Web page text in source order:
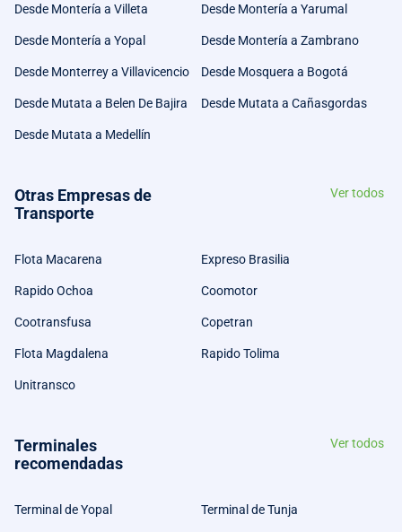
Desde Montería a Villeta Desde Montería a Yarumal
Desde Montería a Yopal Desde Montería a Zambrano
Desde Monterrey a Villavicencio Desde Mosquera a Bogotá
Desde Mutata a Belen De Bajira Desde Mutata a Cañasgordas
Desde Mutata a Medellín
Otras Empresas de
Transporte
Ver todos
Flota Macarena Expreso Brasilia
Rapido Ochoa Coomotor
Cootransfusa Copetran
Flota Magdalena Rapido Tolima
Unitransco
Terminales
recomendadas
Ver todos
Terminal de Yopal Terminal de Tunja